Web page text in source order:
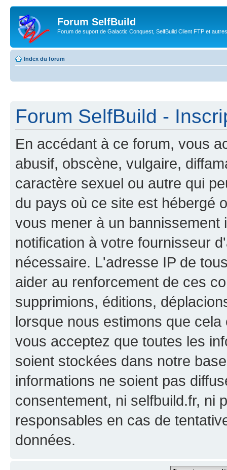
Forum SelfBuild
Forum de suport de Galactic Conquest, SelfBuild Client FTP et
Index du forum
Forum SelfBuild -
En accédant à ce forum, vous
abusif, obscène, vulgaire,
caractère sexuel ou autre qui
du pays où ce site est hébergé
vous mener à un
notification à votre fournisseur
nécessaire. L'adresse IP de
aider au renforcement de ces
supprimions, éditions,
lorsque nous estimons que
vous acceptez que toutes les
soient stockées dans notre
informations ne soient pas
consentement, ni selfbuild.fr, ni
responsables en cas de
données.